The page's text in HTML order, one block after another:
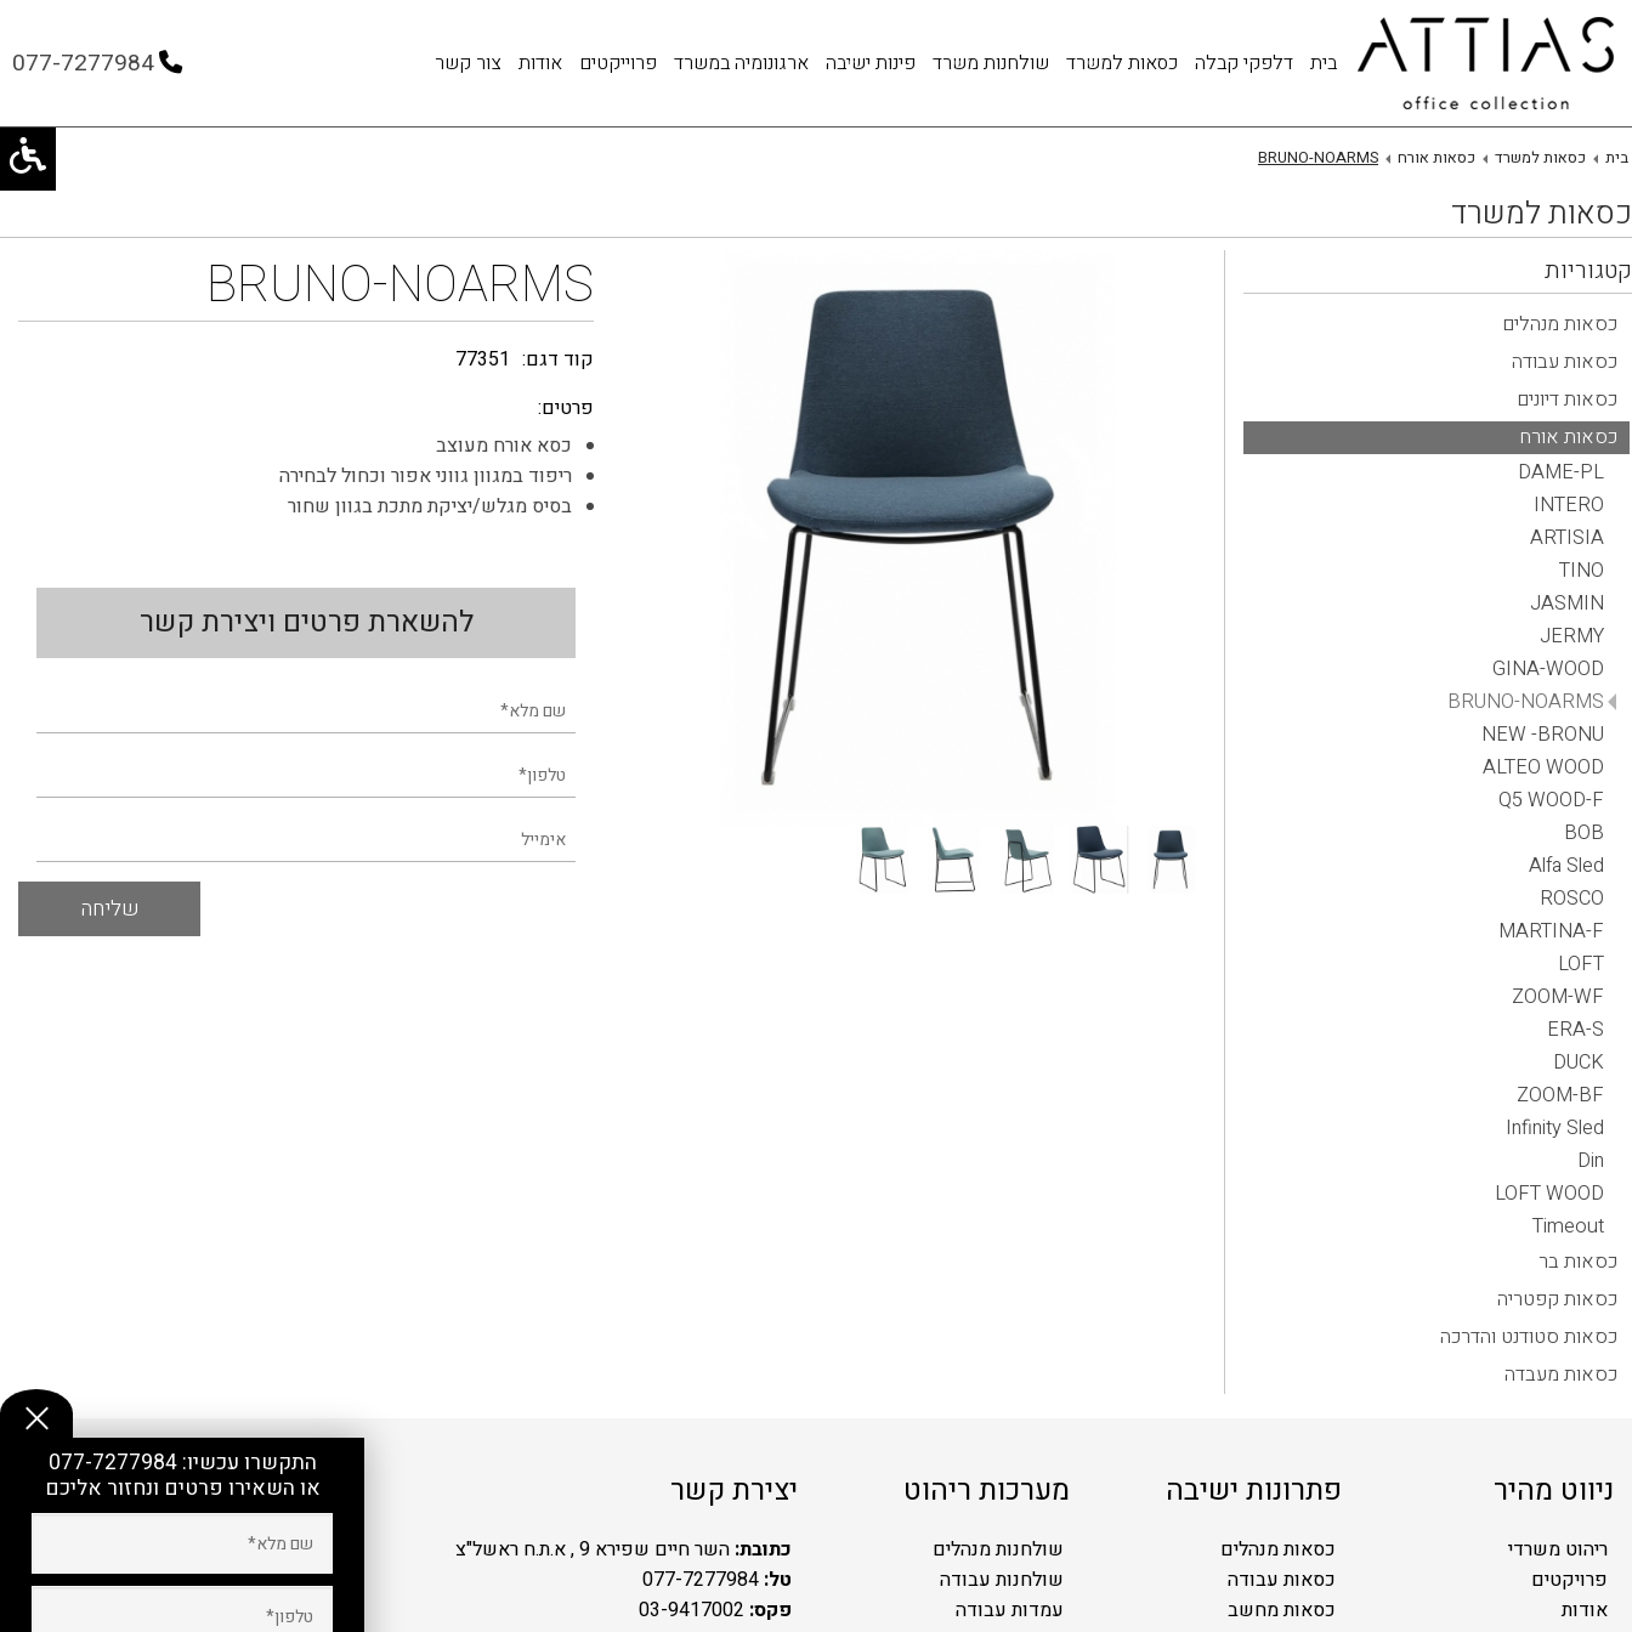
בית דלפקי קבלה כסאות למשרד שולחנות משרד פינות ישיבה ארגונומיה במשרד פרוייקטים אודות צור קשר 077-7277984
התקשרו עכשיו: 077-7277984
או השאירו פרטים ונחזור אליכם
בית כסאות למשרד כסאות אורח BRUNO-NOARMS
כסאות למשרד
קטגוריות
כסאות מנהלים
כסאות עבודה
כסאות דיונים
כסאות אורח
DAME-PL
INTERO
ARTISIA
TINO
JASMIN
JERMY
GINA-WOOD
BRUNO-NOARMS
NEW -BRONU
ALTEO WOOD
Q5 WOOD-F
BOB
Alfa Sled
ROSCO
MARTINA-F
LOFT
ZOOM-WF
ERA-S
DUCK
ZOOM-BF
Infinity Sled
Din
LOFT WOOD
Timeout
כסאות בר
כסאות קפטריה
כסאות סטודנט והדרכה
כסאות מעבדה
BRUNO-NOARMS
קוד דגם: 77351
פרטים:
כסא אורח מעוצב
ריפוד במגוון גווני אפור וכחול לבחירה
בסיס מגלש/יציקת מתכת בגוון שחור
להשארת פרטים ויצירת קשר
ניווט מהיר
ריהוט משרדי
פרויקטים
אודות
פתרונות ישיבה
כסאות מנהלים
כסאות עבודה
כסאות מחשב
מערכות ריהוט
שולחנות מנהלים
שולחנות עבודה
עמדות עבודה
יצירת קשר
כתובת: השר חיים שפירא 9 , א.ת.ח ראשל"צ
טל: 077-7277984
פקס: